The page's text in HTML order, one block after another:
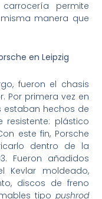
permite
manera que
en Leipzig
fueron el chasis
Por primera vez en
estaban hechos de
plástico
este fin, Porsche
dentro de la
Fueron añadidos
Kevlar moldeado,
discos de freno
tipo pushrod